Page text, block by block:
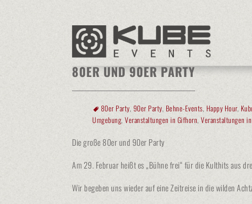
80ER UND 90ER PARTY
80er Party, 90er Party, Behne-Events, Happy Hour,
Umgebung, Veranstaltungen in Gifhorn, Veranstaltungen
Die große 80er und 90er Party
Am 29. Februar heißt es „Bühne frei“ für die Kulthits aus
Wir begeben uns wieder auf eine Zeitreise in die wilden